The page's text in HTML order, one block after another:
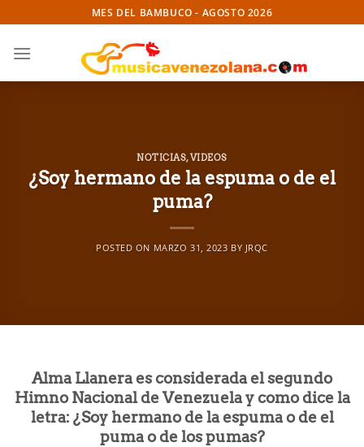
to
content
MES DEL BAMBUCO - AGOSTO 2026
NOTICIAS,VIDEOS
¿Soy hermano de la espuma o de el
puma?
POSTED ON MARZO 31, 2023 BY JRQC
Alma Llanera es considerada el segundo
Himno Nacional de Venezuela y como dice la
letra: ¿Soy hermano de la espuma o de el
puma o de los pumas?